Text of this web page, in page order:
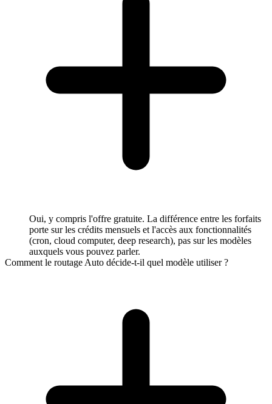
Oui, y compris l'offre gratuite. La différence entre les forfaits
porte sur les crédits mensuels et l'accès aux fonctionnalités
(cron, cloud computer, deep research), pas sur les modèles
auxquels vous pouvez parler.
Comment le routage Auto décide-t-il quel modèle utiliser ?